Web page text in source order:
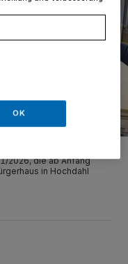
2026, die ab Anfang
in Hochdahl
OK